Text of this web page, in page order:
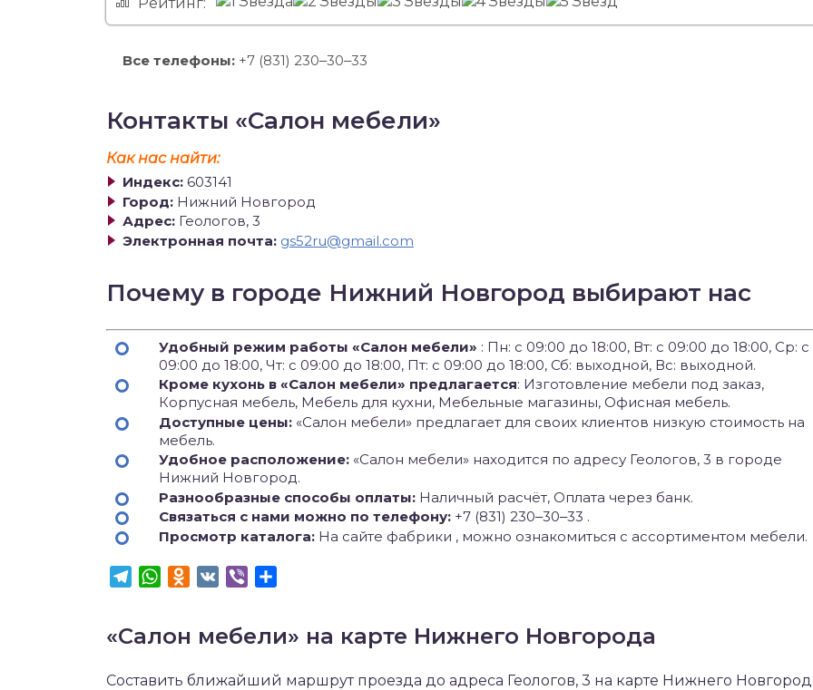
Все телефоны: +7 (831) 230‒30‒33
Контакты «Салон мебели»
Как нас найти:
Индекс: 603141
Город: Нижний Новгород
Адрес: Геологов, 3
Электронная почта: gs52ru@gmail.com
Почему в городе Нижний Новгород выбирают нас
Удобный режим работы «Салон мебели» : Пн: с 09:00 до 18:00, Вт: с 09:00 до 18:00, Ср: с
09:00 до 18:00, Чт: с 09:00 до 18:00, Пт: с 09:00 до 18:00, Сб: выходной, Вс: выходной.
Кроме кухонь в «Салон мебели» предлагается: Изготовление мебели под заказ,
Корпусная мебель, Мебель для кухни, Мебельные магазины, Офисная мебель.
Доступные цены: «Салон мебели» предлагает для своих клиентов низкую стоимость на
мебель.
Удобное расположение: «Салон мебели» находится по адресу Геологов, 3 в городе
Нижний Новгород.
Разнообразные способы оплаты: Наличный расчёт, Оплата через банк.
Связаться с нами можно по телефону: +7 (831) 230‒30‒33 .
Просмотр каталога: На сайте фабрики , можно ознакомиться с ассортиментом мебели.
TelegramWhatsApp
Odnoklassniki
VK Viber
«Салон мебели» на карте Нижнего Новгорода
Составить ближайший маршрут проезда до адреса Геологов, 3 на карте Нижнего